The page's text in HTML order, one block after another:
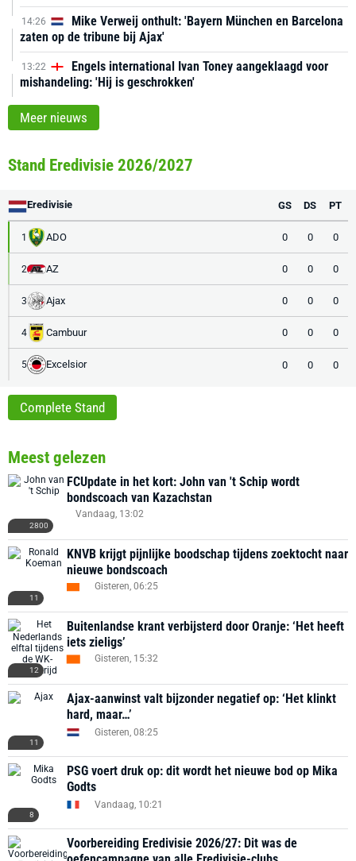
14:26
Mike Verweij onthult: 'Bayern München en Barcelona
zaten op de tribune bij Ajax'
13:22
Engels international Ivan Toney aangeklaagd voor
mishandeling: 'Hij is geschrokken'
Meer nieuws
Stand Eredivisie 2026/2027
Eredivisie GS DS PT
1 ADO 0 0 0
2 AZ 0 0 0
3 Ajax 0 0 0
4 Cambuur 0 0 0
5 Excelsior 0 0 0
Complete Stand
Meest gelezen
2800
FCUpdate in het kort: John van 't Schip wordt
bondscoach van Kazachstan
Vandaag, 13:02
11
KNVB krijgt pijnlijke boodschap tijdens zoektocht naar
nieuwe bondscoach
Gisteren, 06:25
12
Buitenlandse krant verbijsterd door Oranje: ‘Het heeft
iets zieligs’
Gisteren, 15:32
11
Ajax-aanwinst valt bijzonder negatief op: ‘Het klinkt
hard, maar…’
Gisteren, 08:25
8
PSG voert druk op: dit wordt het nieuwe bod op Mika
Godts
Vandaag, 10:21
Voorbereiding Eredivisie 2026/27: Dit was de